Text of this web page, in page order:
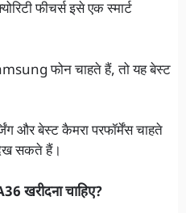
फीचर्स इसे एक स्मार्ट
फोन चाहते हैं, तो यह बेस्ट
और बेस्ट कैमरा परफॉर्मेंस चाहते
सकते हैं।
खरीदना चाहिए?